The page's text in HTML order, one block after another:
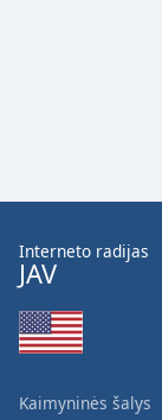
Interneto radijas
JAV
Kaimyninės šalys